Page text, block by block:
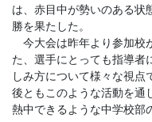
は、赤目中が勢いのある状
勝を果たした。
今大会は昨年より参加校
た、選手にとっても指導者
しみ方について様々な視点
後ともこのような活動を通
熱中できるような中学校部